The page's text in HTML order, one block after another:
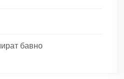
бавно